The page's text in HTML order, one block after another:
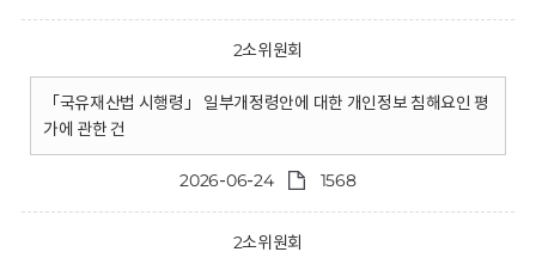
2소위원회
「국유재산법 시행령」 일부개정령안에 대한 개인정보 침해요인 평
가에 관한 건
2026-06-24 1568
2소위원회